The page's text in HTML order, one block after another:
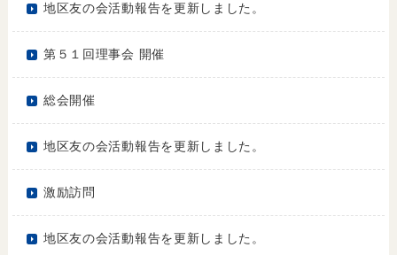
地区友の会活動報告を更新しました。
第５１回理事会 開催
総会開催
地区友の会活動報告を更新しました。
激励訪問
地区友の会活動報告を更新しました。